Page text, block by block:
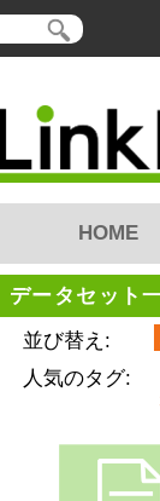
HOME
データセット
並び替え:
人気のタグ: